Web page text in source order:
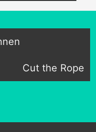
Cut the Rope